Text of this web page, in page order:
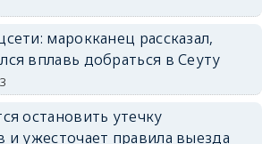
марокканец рассказал,
вплавь добраться в Сеуту
остановить утечку
и ужесточает правила выезда